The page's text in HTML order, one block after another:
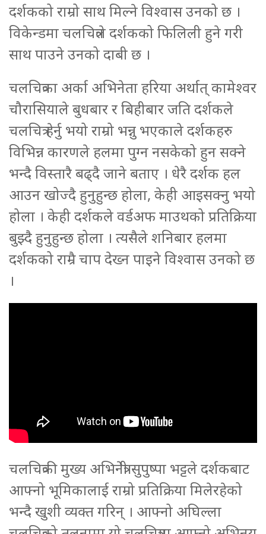
दर्शकको राम्रो साथ मिल्ने विश्वास उनको छ ।
विकेन्डमा चलचित्रले दर्शकको फिलिली हुने गरी
साथ पाउने उनको दाबी छ ।
चलचित्रका अर्का अभिनेता हरिया अर्थात् कामेश्वर
चौरासियाले बुधबार र बिहीबार जति दर्शकले
चलचित्र हेर्नु भयो राम्रो भन्नु भएकाले दर्शकहरु
विभिन्न कारणले हलमा पुग्न नसकेको हुन सक्ने
भन्दै विस्तारै बढ्दै जाने बताए । धेरै दर्शक हल
आउन खोज्दै हुनुहुन्छ होला, केही आइसक्नु भयो
होला । केही दर्शकले वर्डअफ माउथको प्रतिक्रिया
बुझ्दै हुनुहुन्छ होला । त्यसैले शनिबार हलमा
दर्शकको राम्रै चाप देख्न पाइने विश्वास उनको छ
।
चलचित्रकी मुख्य अभिनेत्री सुपुष्पा भट्टले दर्शकबाट
आफ्नो भूमिकालाई राम्रो प्रतिक्रिया मिलेरहेको
भन्दै खुशी व्यक्त गरिन् । आफ्नो अघिल्ला